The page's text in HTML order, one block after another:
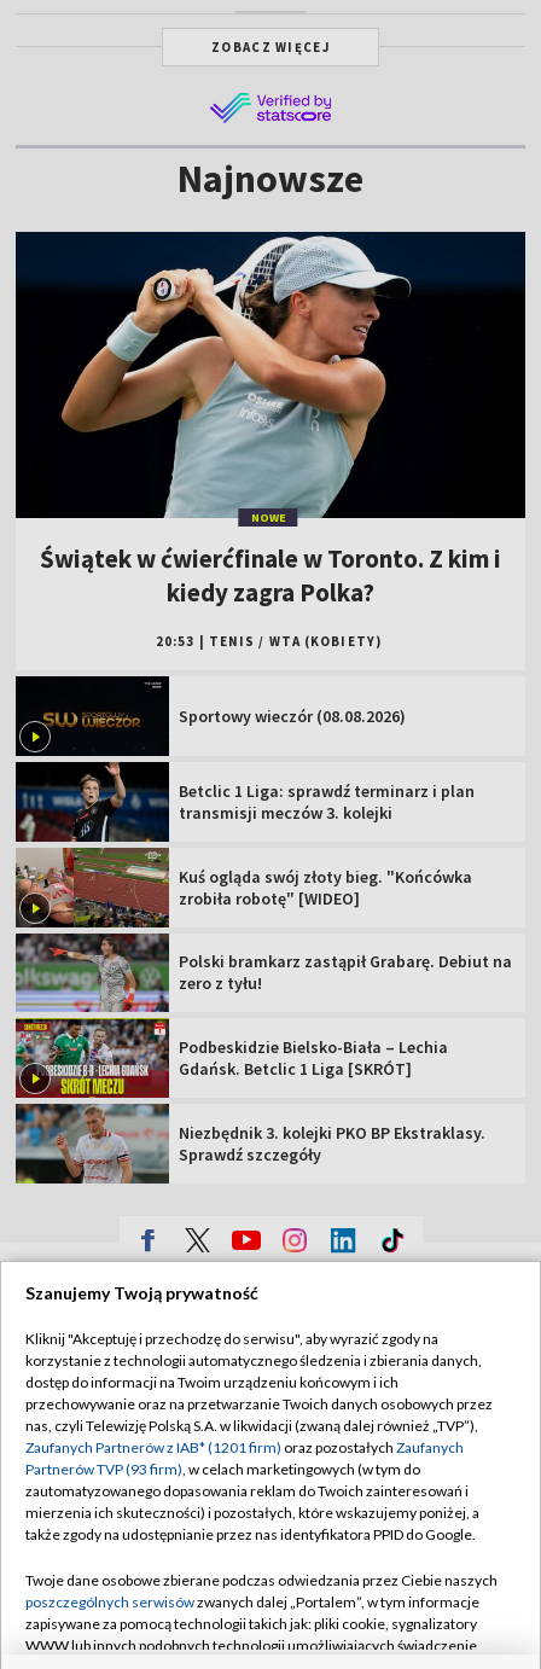
ZOBACZ WIĘCEJ
Najnowsze
NOWE
Świątek w ćwierćfinale w Toronto. Z kim i
kiedy zagra Polka?
20:53 TENIS / WTA (KOBIETY)
Sportowy wieczór (08.08.2026)
Betclic 1 Liga: sprawdź terminarz i plan
transmisji meczów 3. kolejki
Kuś ogląda swój złoty bieg. "Końcówka
zrobiła robotę" [WIDEO]
Polski bramkarz zastąpił Grabarę. Debiut na
zero z tyłu!
Podbeskidzie Bielsko-Biała – Lechia
Gdańsk. Betclic 1 Liga [SKRÓT]
Niezbędnik 3. kolejki PKO BP Ekstraklasy.
Sprawdź szczegóły
Sklep TVP
Biuro Reklamy
Oferta Handlowa
Telegazeta ogłoszenia
Emisja w TVP
Ogłoszenia przetargowe
Akademia Telewizyjna
Polityka prywatności
Moje zgody
Biuro reklamy
Kontakt
©2026 Telewizja Polska Spółka Akcyjna w likwidacji
Szanujemy Twoją prywatność
Kliknij "Akceptuję i przechodzę do serwisu", aby wyrazić zgody na
korzystanie z technologii automatycznego śledzenia i zbierania danych,
dostęp do informacji na Twoim urządzeniu końcowym i ich
przechowywanie oraz na przetwarzanie Twoich danych osobowych przez
nas, czyli Telewizję Polską S.A. w likwidacji (zwaną dalej również „TVP”),
Zaufanych Partnerów z IAB* (1201 firm) oraz pozostałych Zaufanych
Partnerów TVP (93 firm), w celach marketingowych (w tym do
zautomatyzowanego dopasowania reklam do Twoich zainteresowań i
mierzenia ich skuteczności) i pozostałych, które wskazujemy poniżej, a
także zgody na udostępnianie przez nas identyfikatora PPID do Google.
Twoje dane osobowe zbierane podczas odwiedzania przez Ciebie naszych
poszczególnych serwisówzwanych dalej „Portalem”, w tym informacje
zapisywane za pomocą technologii takich jak: pliki cookie, sygnalizatory
WWW lub innych podobnych technologii umożliwiających świadczenie